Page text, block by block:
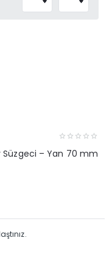
– Yan 70 mm